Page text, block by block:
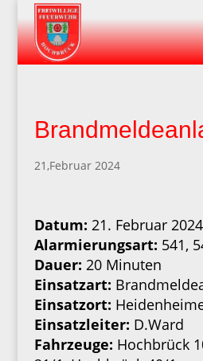
21,Februar 2024
Datum: 21. Februar
Alarmierungsart: 541,
Dauer: 20 Minuten
Einsatzart:
Einsatzort:
Einsatzleiter: D.Ward
Fahrzeuge: Hochbrück